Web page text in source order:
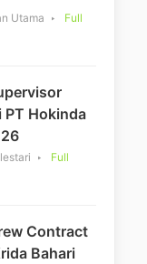
Utama
Full
PT Hokinda
Full
Contract
Bahari